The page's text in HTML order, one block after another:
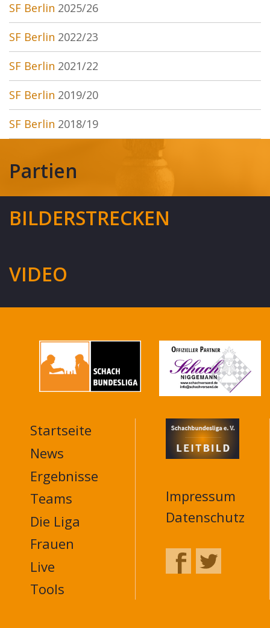
SF Berlin 2025/26
SF Berlin 2022/23
SF Berlin 2021/22
SF Berlin 2019/20
SF Berlin 2018/19
Partien
BILDERSTRECKEN
VIDEO
MAIN
NAVIGATION
FOOTER
Startseite
News
Ergebnisse
Teams
Die Liga
Frauen
Live
Tools
Impressum
Datenschutz